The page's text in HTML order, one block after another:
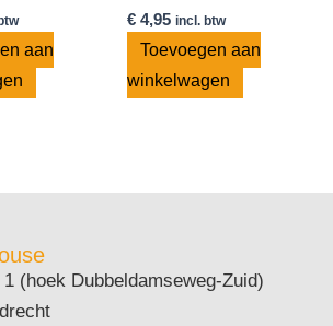
aan
€4,95 incl. btw
Toevoegen aan
winkelwagen
(hoek Dubbeldamseweg-Zuid)